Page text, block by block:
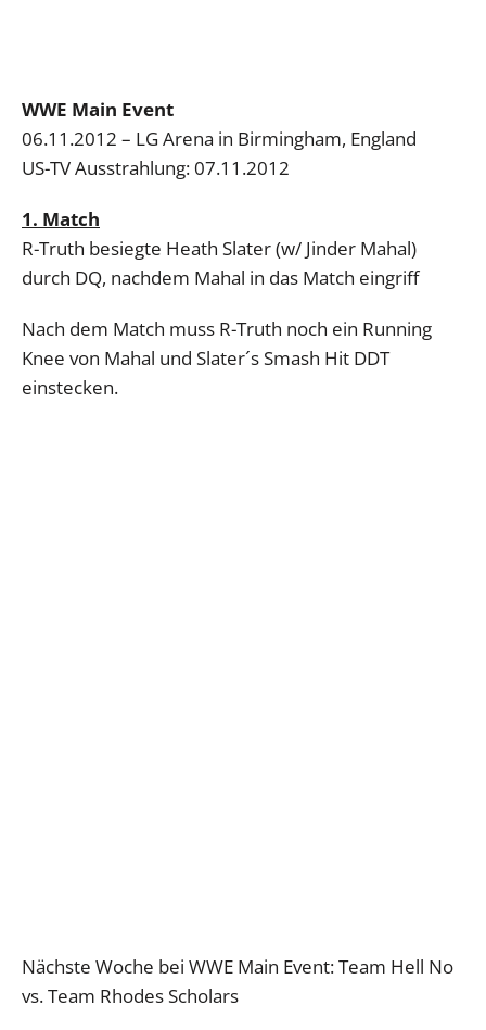
WWE Main Event
06.11.2012 – LG Arena in Birmingham, England
US-TV Ausstrahlung: 07.11.2012
1. Match
R-Truth besiegte Heath Slater (w/ Jinder Mahal)
durch DQ, nachdem Mahal in das Match eingriff
Nach dem Match muss R-Truth noch ein Running
Knee von Mahal und Slater´s Smash Hit DDT
einstecken.
Nächste Woche bei WWE Main Event: Team Hell No
vs. Team Rhodes Scholars